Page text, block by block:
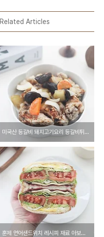
Related Articles
미국산 등갈비 돼지고기요리 등갈비튀김 등갈비 탕수육 소스만들기
훈제 연어샌드위치 레시피 재료 아보카도 먹는법 아보카도 샌드위치 만들기 훈제연어요리